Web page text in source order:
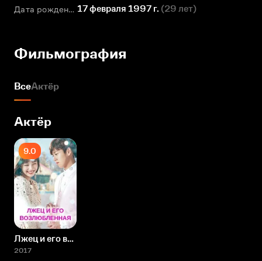
Дата рождения 17 февраля 1997 г. (29 лет)
Фильмография
ВсеАктёр
Актёр
9.0
Лжец и его возлюбленная
2017